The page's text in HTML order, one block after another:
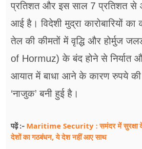
प्रतिशत और इस साल 7 प्रतिशत से
आई है। विदेशी मुद्रा कारोबारियों
तेल की कीमतों में वृद्धि और होर्मुज
of Hormuz) के बंद होने से निर्यात
आयात में बाधा आने के कारण रुपये की
‘नाजुक’ बनी हुई है।
पढ़ें :- Maritime Security : समंदर में सुरक्षा के
देशों का गठबंधन, ये देश नहीं आए साथ